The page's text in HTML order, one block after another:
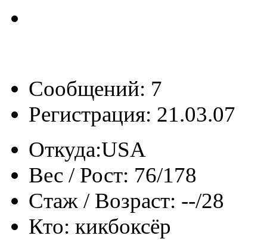
Сообщений: 7
Регистрация: 21.03.07
Откуда:USA
Вес / Рост: 76/178
Стаж / Возраст: --/28
Кто: кикбоксёр